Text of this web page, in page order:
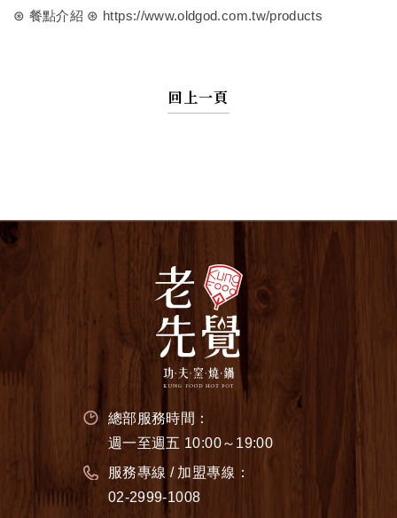
⊛ 餐點介紹 ⊛ https://www.oldgod.com.tw/products
回上一頁
總部服務時間：
週一至週五 10:00～19:00
服務專線 / 加盟專線：
02-2999-1008